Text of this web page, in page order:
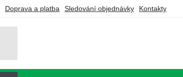
Doprava a platba Sledování objednávky Kontakty